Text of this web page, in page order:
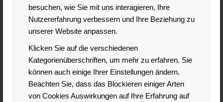
besuchen, wie Sie mit uns interagieren, Ihre
Nutzererfahrung verbessern und Ihre Beziehung zu
unserer Website anpassen.
Klicken Sie auf die verschiedenen
Kategorienüberschriften, um mehr zu erfahren. Sie
können auch einige Ihrer Einstellungen ändern.
Beachten Sie, dass das Blockieren einiger Arten
von Cookies Auswirkungen auf Ihre Erfahrung auf
Teil 4 unserer Serie verdeutlicht wie
sehr sich das Verhältnis von Arbeits-
und Freizeitleben in verschiedenen
Kulturen unterscheiden kann.
Ursprünglich unterschied diese Kulturdimension zwischen
den Aspekten Maskulinität und Femininität. Diese
Unterteilung entstand aus dem ursprünglichen Verständnis
typisch männlicher und typisch weiblicher Arbeitsziele. Als